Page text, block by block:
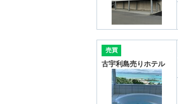
売買
古宇利島売りホテル